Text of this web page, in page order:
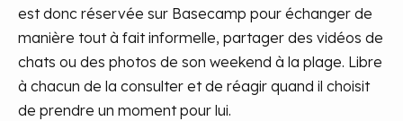
est donc réservée sur Basecamp pour échanger de
manière tout à fait informelle, partager des vidéos de
chats ou des photos de son weekend à la plage. Libre
à chacun de la consulter et de réagir quand il choisit
de prendre un moment pour lui.